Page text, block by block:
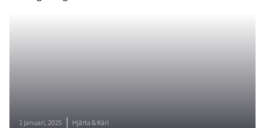
1 januari, 2025 Hjärta & Kärl